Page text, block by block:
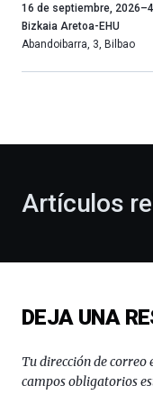
Un
año
más,
celebración
novena
Bilbo
(BZP),
un
16 de septiembre, 2026–
Bizkaia Aretoa-EHU
Abandoibarra, 3, Bilbao
Artículos
DEJA UNA
Tu dirección de correo
campos obligatorios